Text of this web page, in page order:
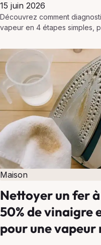
15 juin 2026
Découvrez comment
vapeur en 4 étapes simples,
Maison
Nettoyer un fer
50% de vinaigre
pour une